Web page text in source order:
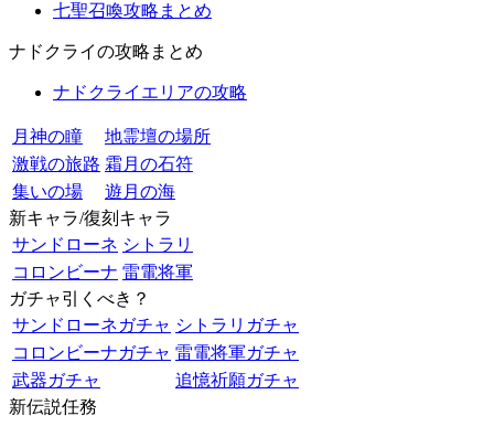
七聖召喚攻略まとめ
ナドクライの攻略まとめ
ナドクライエリアの攻略
月神の瞳
地霊壇の場所
激戦の旅路 霜月の石符
集いの場
遊月の海
新キャラ/復刻キャラ
サンドローネ シトラリ
コロンビーナ 雷電将軍
ガチャ引くべき？
サンドローネガチャ シトラリガチャ
コロンビーナガチャ 雷電将軍ガチャ
武器ガチャ
追憶祈願ガチャ
新伝説任務